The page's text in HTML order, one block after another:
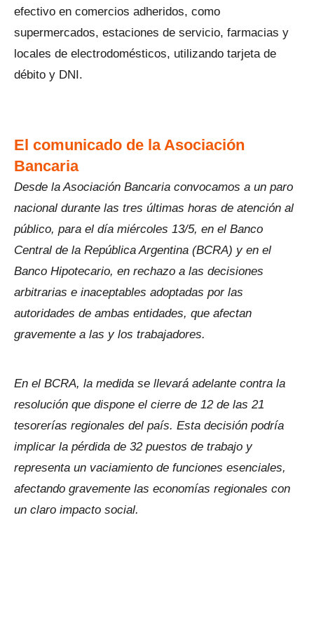
efectivo en comercios adheridos, como
supermercados, estaciones de servicio, farmacias y
locales de electrodomésticos, utilizando tarjeta de
débito y DNI.
El comunicado de la Asociación
Bancaria
Desde la Asociación Bancaria convocamos a un paro
nacional durante las tres últimas horas de atención al
público, para el día miércoles 13/5, en el Banco
Central de la República Argentina (BCRA) y en el
Banco Hipotecario, en rechazo a las decisiones
arbitrarias e inaceptables adoptadas por las
autoridades de ambas entidades, que afectan
gravemente a las y los trabajadores.
En el BCRA, la medida se llevará adelante contra la
resolución que dispone el cierre de 12 de las 21
tesorerías regionales del país. Esta decisión podría
implicar la pérdida de 32 puestos de trabajo y
representa un vaciamiento de funciones esenciales,
afectando gravemente las economías regionales con
un claro impacto social.